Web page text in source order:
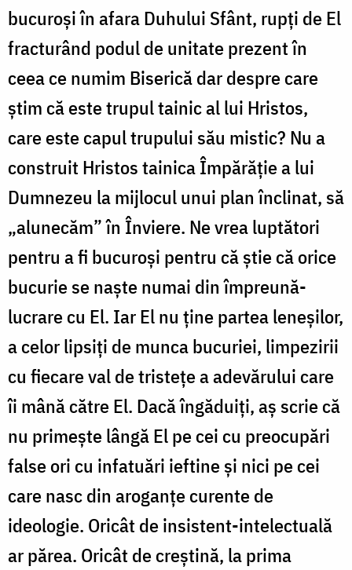
bucuroși în afara Duhului Sfânt, rupți de El
fracturând podul de unitate prezent în
ceea ce numim Biserică dar despre care
știm că este trupul tainic al lui Hristos,
care este capul trupului său mistic? Nu a
construit Hristos tainica Împărăție a lui
Dumnezeu la mijlocul unui plan înclinat, să
„alunecăm” în Înviere. Ne vrea luptători
pentru a fi bucuroși pentru că știe că orice
bucurie se naște numai din împreună-
lucrare cu El. Iar El nu ține partea leneșilor,
a celor lipsiți de munca bucuriei, limpezirii
cu fiecare val de tristețe a adevărului care
îi mână către El. Dacă îngăduiți, aș scrie că
nu primește lângă El pe cei cu preocupări
false ori cu infatuări ieftine și nici pe cei
care nasc din aroganțe curente de
ideologie. Oricât de insistent-intelectuală
ar părea. Oricât de creștină, la prima